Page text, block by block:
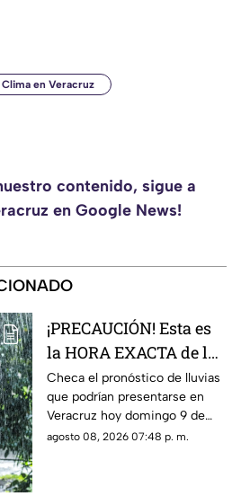
Clima en Veracruz
contenido, sigue a
en Google News!
¡PRECAUCIÓN! Esta es
la HORA EXACTA de las
lluvias en el estado de
Veracruz hoy 9 de
agosto de 2026
Checa el pronóstico de lluvias
que podrían presentarse en
Veracruz hoy domingo 9 de
agosto, así como la hora
agosto 08, 2026 07:48 p. m.